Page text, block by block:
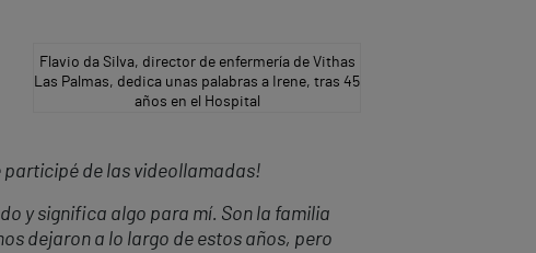
Flavio da Silva, director de enfermería de Vithas
Las Palmas, dedica unas palabras a Irene, tras 45
años en el Hospital
participé de las videollamadas!
y significa algo para mí. Son la familia
dejaron a lo largo de estos años, pero